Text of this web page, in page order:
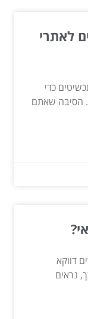
לאתרי
כדי
הסיבה שאתם
דווקא
נראים